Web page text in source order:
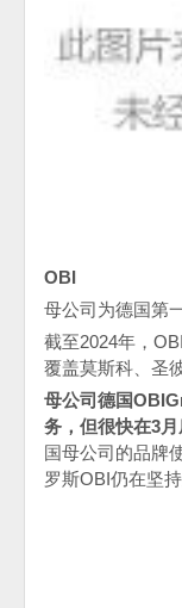
OBI
母公司为德国第
截至2024年， OBI
覆盖莫斯科、圣
母公司德国OBI
务，但很快在3
国母公司的品牌
罗斯OBI仍在坚持